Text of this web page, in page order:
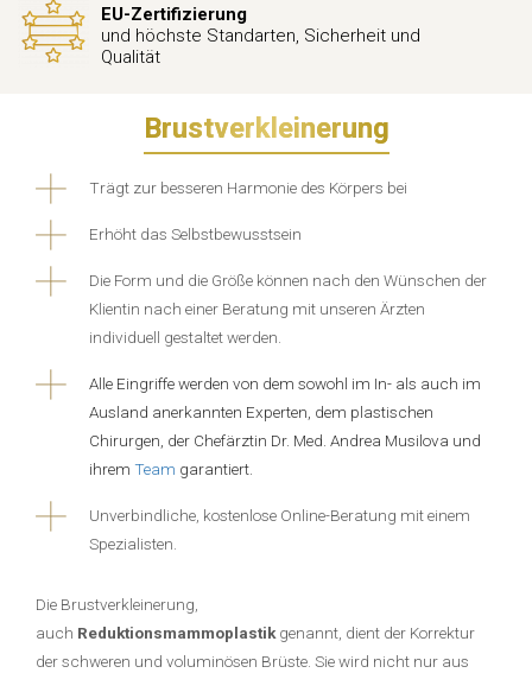
EU-Zertifizierung
und höchste Standarten, Sicherheit und
Qualität
Brustverkleinerung
Trägt zur besseren Harmonie des Körpers bei
Erhöht das Selbstbewusstsein
Die Form und die Größe können nach den Wünschen der
Klientin nach einer Beratung mit unseren Ärzten
individuell gestaltet werden.
Alle Eingriffe werden von dem sowohl im In- als auch im
Ausland anerkannten Experten, dem plastischen
Chirurgen, der Chefärztin Dr. Med. Andrea Musilova und
ihrem Team garantiert.
Unverbindliche, kostenlose Online-Beratung mit einem
Spezialisten.
Die Brustverkleinerung,
auch Reduktionsmammoplastik genannt, dient der Korrektur
der schweren und voluminösen Brüste. Sie wird nicht nur aus